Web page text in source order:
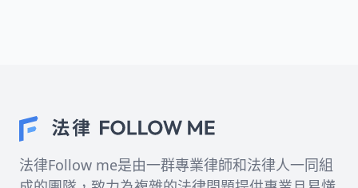
法律Follow me是由一群專業律師和法律人一同組